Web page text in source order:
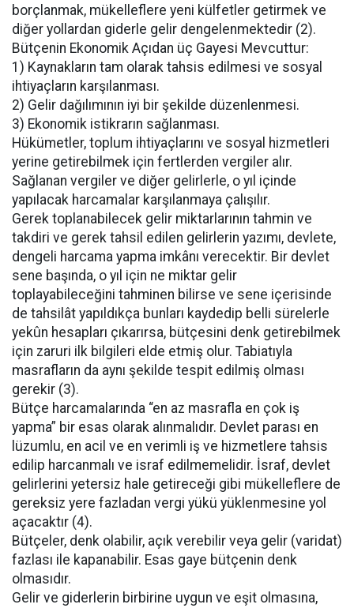
borçlanmak, mükelleflere yeni külfetler getirmek ve
diğer yollardan giderle gelir dengelenmektedir (2).
Bütçenin Ekonomik Açıdan üç Gayesi Mevcuttur:
1) Kaynakların tam olarak tahsis edilmesi ve sosyal
ihtiyaçların karşılanması.
2) Gelir dağılımının iyi bir şekilde düzenlenmesi.
3) Ekonomik istikrarın sağlanması.
Hükümetler, toplum ihtiyaçlarını ve sosyal hizmetleri
yerine getirebilmek için fertlerden vergiler alır.
Sağlanan vergiler ve diğer gelirlerle, o yıl içinde
yapılacak harcamalar karşılanmaya çalışılır.
Gerek toplanabilecek gelir miktarlarının tahmin ve
takdiri ve gerek tahsil edilen gelirlerin yazımı, devlete,
dengeli harcama yapma imkânı verecektir. Bir devlet
sene başında, o yıl için ne miktar gelir
toplayabileceğini tahminen bilirse ve sene içerisinde
de tahsilât yapıldıkça bunları kaydedip belli sürelerle
yekûn hesapları çıkarırsa, bütçesini denk getirebilmek
için zaruri ilk bilgileri elde etmiş olur. Tabiatıyla
masrafların da aynı şekilde tespit edilmiş olması
gerekir (3).
Bütçe harcamalarında “en az masrafla en çok iş
yapma” bir esas olarak alınmalıdır. Devlet parası en
lüzumlu, en acil ve en verimli iş ve hizmetlere tahsis
edilip harcanmalı ve israf edilmemelidir. İsraf, devlet
gelirlerini yetersiz hale getireceği gibi mükelleflere de
gereksiz yere fazladan vergi yükü yüklenmesine yol
açacaktır (4).
Bütçeler, denk olabilir, açık verebilir veya gelir (varidat)
fazlası ile kapanabilir. Esas gaye bütçenin denk
olmasıdır.
Gelir ve giderlerin birbirine uygun ve eşit olmasına,